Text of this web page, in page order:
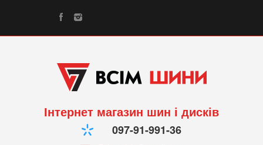
Інтернет магазин шин і дисків
097-91-991-36